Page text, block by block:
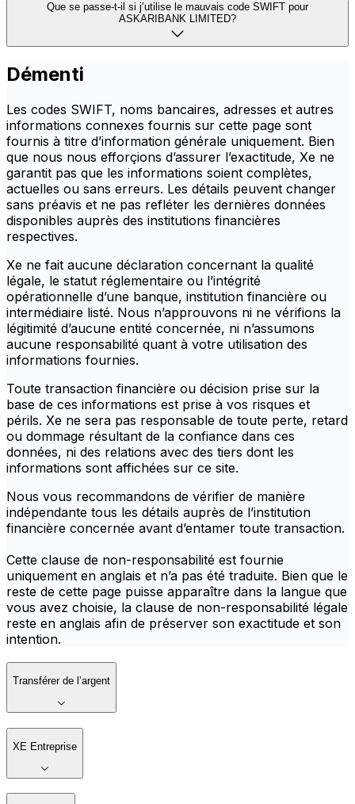
Que se passe-t-il si j’utilise le mauvais code SWIFT pour
ASKARIBANK LIMITED?
Démenti
Les codes SWIFT, noms bancaires, adresses et autres
informations connexes fournis sur cette page sont
fournis à titre d’information générale uniquement. Bien
que nous nous efforçions d’assurer l’exactitude, Xe ne
garantit pas que les informations soient complètes,
actuelles ou sans erreurs. Les détails peuvent changer
sans préavis et ne pas refléter les dernières données
disponibles auprès des institutions financières
respectives.
Xe ne fait aucune déclaration concernant la qualité
légale, le statut réglementaire ou l’intégrité
opérationnelle d’une banque, institution financière ou
intermédiaire listé. Nous n’approuvons ni ne vérifions la
légitimité d’aucune entité concernée, ni n’assumons
aucune responsabilité quant à votre utilisation des
informations fournies.
Toute transaction financière ou décision prise sur la
base de ces informations est prise à vos risques et
périls. Xe ne sera pas responsable de toute perte, retard
ou dommage résultant de la confiance dans ces
données, ni des relations avec des tiers dont les
informations sont affichées sur ce site.
Nous vous recommandons de vérifier de manière
indépendante tous les détails auprès de l’institution
financière concernée avant d’entamer toute transaction.
Cette clause de non-responsabilité est fournie
uniquement en anglais et n’a pas été traduite. Bien que le
reste de cette page puisse apparaître dans la langue que
vous avez choisie, la clause de non-responsabilité légale
reste en anglais afin de préserver son exactitude et son
intention.
Transférer de l’argent
XE Entreprise